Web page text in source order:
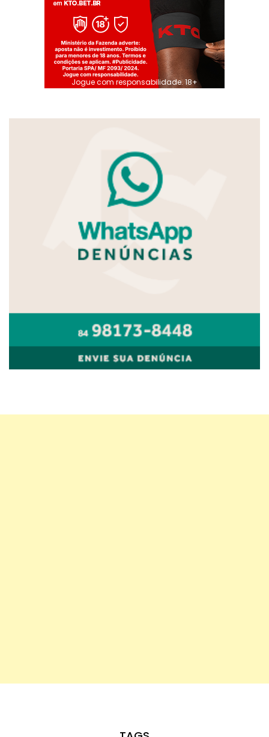
Jogue com responsabilidade. 18+